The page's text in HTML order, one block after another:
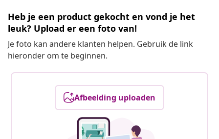
Heb je een product gekocht en vond je het
leuk? Upload er een foto van!
Je foto kan andere klanten helpen. Gebruik de link
hieronder om te beginnen.
Afbeelding uploaden